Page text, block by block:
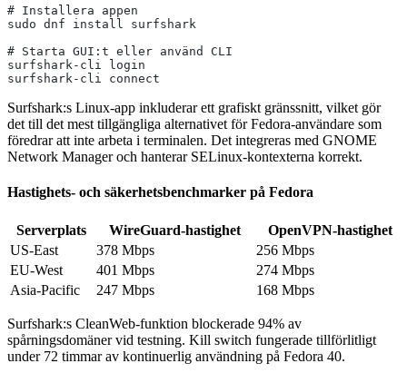
# Installera appen
sudo dnf install surfshark
# Starta GUI:t eller använd CLI
surfshark-cli login
surfshark-cli connect
Surfshark:s Linux-app inkluderar ett grafiskt gränssnitt, vilket gör
det till det mest tillgängliga alternativet för Fedora-användare som
föredrar att inte arbeta i terminalen. Det integreras med GNOME
Network Manager och hanterar SELinux-kontexterna korrekt.
Hastighets- och säkerhetsbenchmarker på Fedora
Serverplats WireGuard-hastighet
OpenVPN-hastighet
US-East
378 Mbps
256 Mbps
EU-West
401 Mbps
274 Mbps
Asia-Pacific
247 Mbps 168 Mbps
Surfshark:s CleanWeb-funktion blockerade 94% av
spårningsdomäner vid testning. Kill switch fungerade tillförlitligt
under 72 timmar av kontinuerlig användning på Fedora 40.